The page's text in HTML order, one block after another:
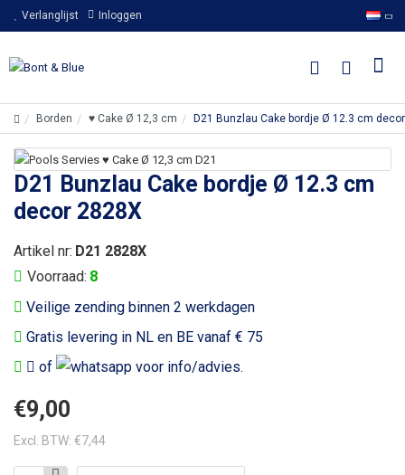
Verlanglijst Inloggen
Borden ♥ Cake Ø 12,3 cm D21 Bunzlau Cake bordje Ø 12.3 cm
D21 Bunzlau Cake bordje Ø 12.3 cm
decor 2828X
Veilige zending binnen 2 werkdagen
Gratis levering in NL en BE vanaf € 75
of
voor info/advies.
Voorraad: 8
Artikel nr: D21 2828X
€9,00
Excl. BTW: €7,44